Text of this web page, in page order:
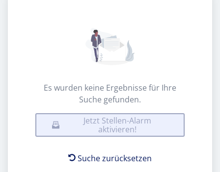
Es wurden keine Ergebnisse für Ihre
Suche gefunden.
Jetzt Stellen-Alarm
aktivieren!
Suche zurücksetzen